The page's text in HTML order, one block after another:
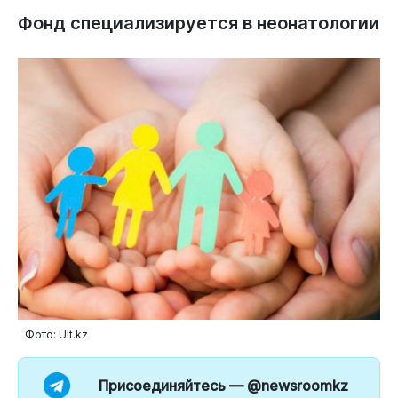
Фонд специализируется в неонатологии
Фото: Ult.kz
Присоединяйтесь — @newsroomkz